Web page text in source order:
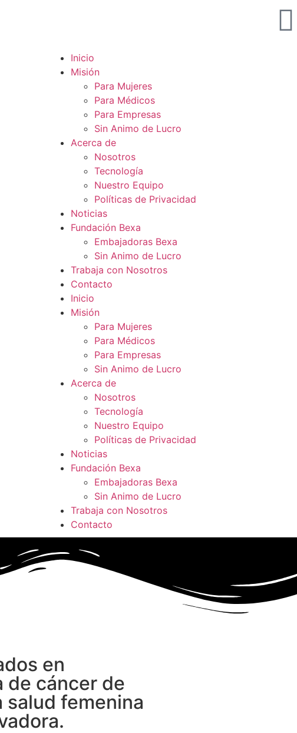
Inicio
Misión
Para Mujeres
Para Médicos
Para Empresas
Sin Animo de Lucro
Acerca de
Nosotros
Tecnología
Nuestro Equipo
Políticas de Privacidad
Noticias
Fundación Bexa
Embajadoras Bexa
Sin Animo de Lucro
Trabaja con Nosotros
Contacto
Inicio
Misión
Para Mujeres
Para Médicos
Para Empresas
Sin Animo de Lucro
Acerca de
Nosotros
Tecnología
Nuestro Equipo
Políticas de Privacidad
Noticias
Fundación Bexa
Embajadoras Bexa
Sin Animo de Lucro
Trabaja con Nosotros
Contacto
en
de cáncer de
salud femenina